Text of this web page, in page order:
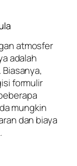
atmosfer
adalah
formulir
mungkin
dan biaya